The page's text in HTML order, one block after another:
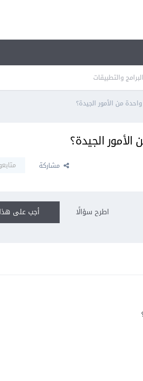
البرامج والتطبيقات
من الأمور الجيدة؟
الجيدة؟
مشاركة
أجب على اطرح سؤالًا